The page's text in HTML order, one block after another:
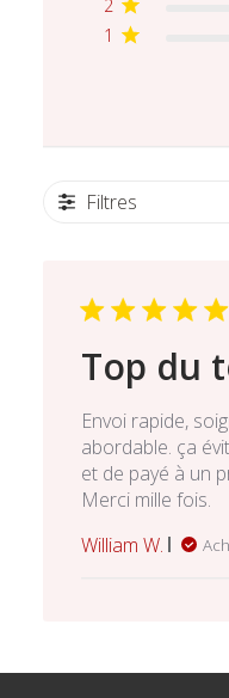
2
1
Filtres
Top du
Envoi rapide,
abordable. ça
et de payé à un
Merci mille fois.
William W.